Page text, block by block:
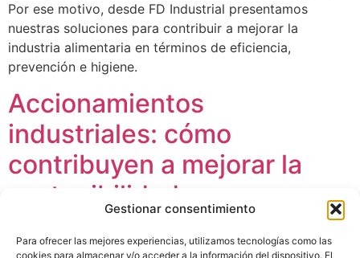
Gestionar consentimiento
Para ofrecer las mejores experiencias, utilizamos tecnologías como las
cookies para almacenar y/o acceder a la información del dispositivo. El
Por ese motivo, desde FD Industrial presentamos
nuestras soluciones para contribuir a mejorar la
industria alimentaria en términos de eficiencia,
prevención e higiene.
Accionamientos
industriales: cómo
contribuyen a mejorar la
sostenibilidad